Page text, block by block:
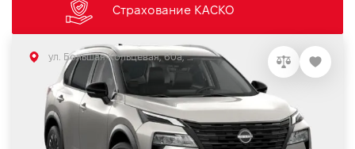
Страхование КАСКО
ул. Большая Кольцевая, 60а, Софиевская Борщаговка, Киевская обл.